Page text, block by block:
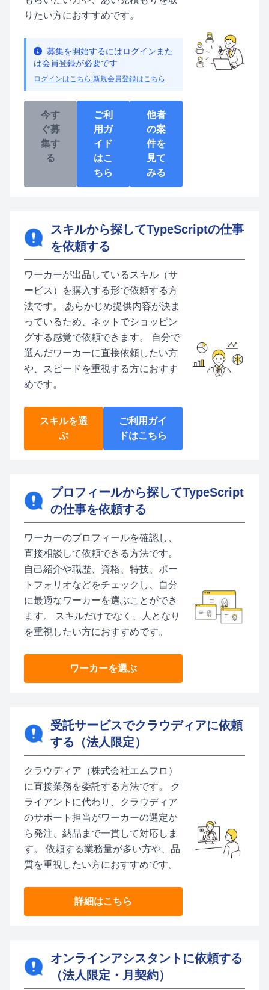
りたい方におすすめです。
募集を開始するにはログインまた
は会員登録が必要です
ログインはこちら 新規会員登録はこちら
今す
ぐ募
集す
る
ご利
用ガ
イド
はこ
ちら
他者
の案
件を
見て
みる
スキルから探してTypeScriptの仕事
を依頼する
ワーカーが出品しているスキル（サ
ービス）を購入する形で依頼する方
法です。 あらかじめ提供内容が決ま
っているため、ネットでショッピン
グする感覚で依頼できます。 自分で
選んだワーカーに直接依頼したい方
や、スピードを重視する方におすす
めです。
スキルを選
ぶ
ご利用ガイ
ドはこちら
プロフィールから探してTypeScript
の仕事を依頼する
ワーカーのプロフィールを確認し、
直接相談して依頼できる方法です。
自己紹介や職歴、資格、特技、ポー
トフォリオなどをチェックし、自分
に最適なワーカーを選ぶことができ
ます。 スキルだけでなく、人となり
を重視したい方におすすめです。
ワーカーを選ぶ
受託サービスでクラウディアに依頼
する（法人限定）
クラウディア（株式会社エムフロ）
に直接業務を委託する方法です。 ク
ライアントに代わり、クラウディア
のサポート担当がワーカーの選定か
ら発注、納品まで一貫して対応しま
す。 依頼する業務量が多い方や、品
質を重視したい方におすすめです。
詳細はこちら
オンラインアシスタントに依頼する
（法人限定・月契約）